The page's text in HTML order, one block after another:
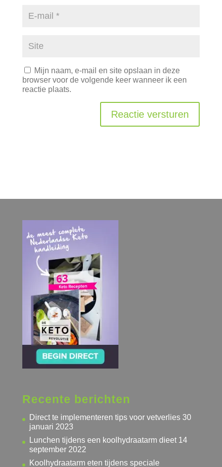
Mijn naam, e-mail en site opslaan in deze
browser voor de volgende keer wanneer ik een
reactie plaats.
Reactie versturen
Recente berichten
Direct te implementeren tips voor vetverlies 30
januari 2023
Lunchen tijdens een koolhydraatarm dieet 14
september 2022
Koolhydraatarm eten tijdens speciale